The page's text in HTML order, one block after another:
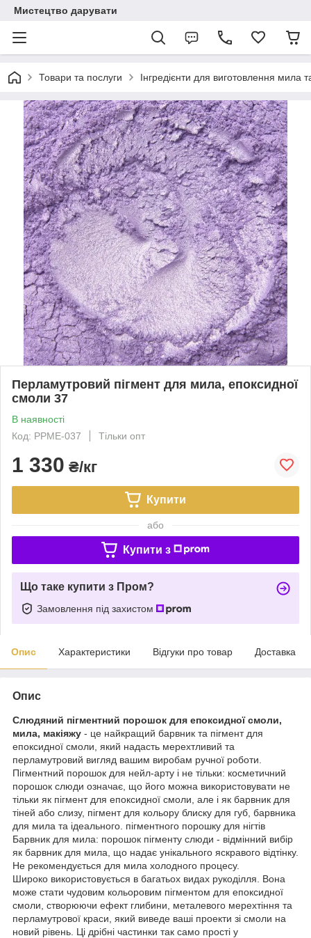
Мистецтво дарувати
Товари та послуги Інгредієнти для виготовлення мила
Перламутровий пігмент для мила, епоксидної
смоли 37
В наявності
Код: PPME-037
Тільки опт
1 330 ₴/кг
Купити
або
Купити з
Що таке купити з Пром?
Замовлення під захистом
Опис Характеристики Відгуки про товар Доставка
Опис
Слюдяний пігментний порошок для епоксидної смоли,
мила, макіяжу - це найкращий барвник та пігмент для
епоксидної смоли, який надасть мерехтливий та
перламутровий вигляд вашим виробам ручної роботи.
Пігментний порошок для нейл-арту і не тільки: косметичний
порошок слюди означає, що його можна використовувати не
тільки як пігмент для епоксидної смоли, але і як барвник для
тіней або слизу, пігмент для кольору блиску для губ, барвника
для мила та ідеального. пігментного порошку для нігтів
Барвник для мила: порошок пігменту слюди - відмінний вибір
як барвник для мила, що надає унікального яскравого відтінку.
Не рекомендується для мила холодного процесу.
Широко використовується в багатьох видах рукоділля. Вона
може стати чудовим кольоровим пігментом для епоксидної
смоли, створюючи ефект глибини, металевого мерехтіння та
перламутрової краси, який виведе ваші проекти зі смоли на
новий рівень. Ці дрібні частинки так само прості у